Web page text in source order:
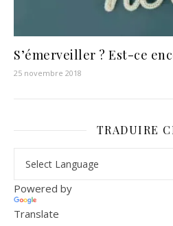
S’émerveiller ? Est-ce
25 novembre 2018
TRADUIRE
Powered by
Translate